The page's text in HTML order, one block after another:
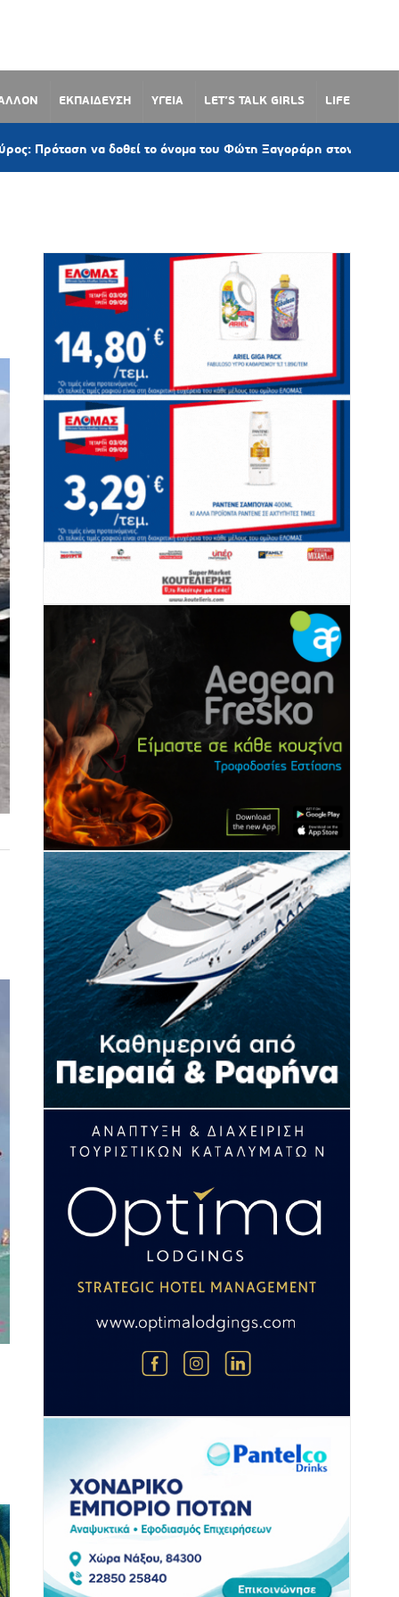
ΕΚΠΑΙΔΕΥΣΗ ΥΓΕΙΑ LET’S TALK GIRLS LIFE
δοθεί το όνομα του Φώτη Ξαγοράρη στον παραλιακό δρόμο